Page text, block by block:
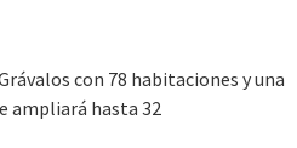
con 78 habitaciones y una
ampliará hasta 32